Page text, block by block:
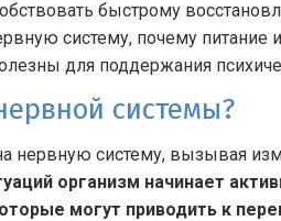
быстрому
систему, почему питание
для поддержания
системы?
нервную систему, вызывая
организм начинает
могут приводить к